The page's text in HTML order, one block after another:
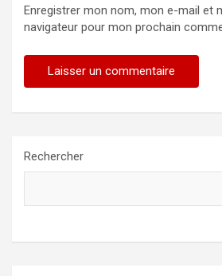
Enregistrer mon nom, mon e-mail et
navigateur pour mon prochain
Rechercher